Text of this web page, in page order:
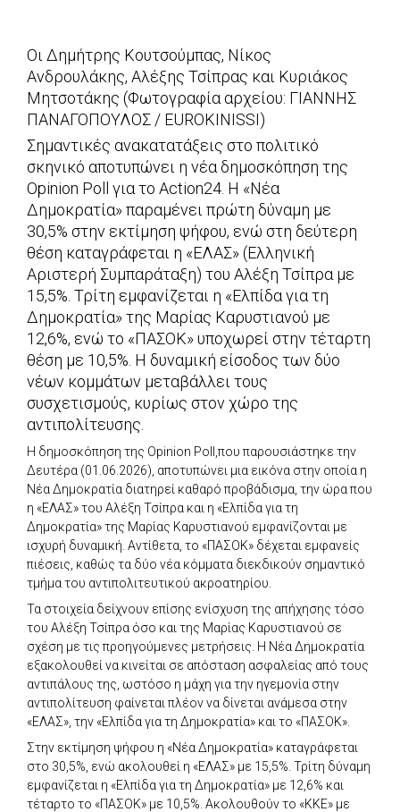
Οι Δημήτρης Κουτσούμπας, Νίκος
Ανδρουλάκης, Αλέξης Τσίπρας και Κυριάκος
Μητσοτάκης (Φωτογραφία αρχείου: ΓΙΑΝΝΗΣ
ΠΑΝΑΓΟΠΟΥΛΟΣ / EUROKINISSI)
Σημαντικές ανακατατάξεις στο πολιτικό
σκηνικό αποτυπώνει η νέα δημοσκόπηση της
Opinion Poll για το Action24. Η «Νέα
Δημοκρατία» παραμένει πρώτη δύναμη με
30,5% στην εκτίμηση ψήφου, ενώ στη δεύτερη
θέση καταγράφεται η «ΕΛΑΣ» (Ελληνική
Αριστερή Συμπαράταξη) του Αλέξη Τσίπρα με
15,5%. Τρίτη εμφανίζεται η «Ελπίδα για τη
Δημοκρατία» της Μαρίας Καρυστιανού με
12,6%, ενώ το «ΠΑΣΟΚ» υποχωρεί στην τέταρτη
θέση με 10,5%. Η δυναμική είσοδος των δύο
νέων κομμάτων μεταβάλλει τους
συσχετισμούς, κυρίως στον χώρο της
αντιπολίτευσης.
Η δημοσκόπηση της Opinion Poll,που παρουσιάστηκε την
Δευτέρα (01.06.2026), αποτυπώνει μια εικόνα στην οποία η
Νέα Δημοκρατία διατηρεί καθαρό προβάδισμα, την ώρα που
η «ΕΛΑΣ» του Αλέξη Τσίπρα και η «Ελπίδα για τη
Δημοκρατία» της Μαρίας Καρυστιανού εμφανίζονται με
ισχυρή δυναμική. Αντίθετα, το «ΠΑΣΟΚ» δέχεται εμφανείς
πιέσεις, καθώς τα δύο νέα κόμματα διεκδικούν σημαντικό
τμήμα του αντιπολιτευτικού ακροατηρίου.
Τα στοιχεία δείχνουν επίσης ενίσχυση της απήχησης τόσο
του Αλέξη Τσίπρα όσο και της Μαρίας Καρυστιανού σε
σχέση με τις προηγούμενες μετρήσεις. Η Νέα Δημοκρατία
εξακολουθεί να κινείται σε απόσταση ασφαλείας από τους
αντιπάλους της, ωστόσο η μάχη για την ηγεμονία στην
αντιπολίτευση φαίνεται πλέον να δίνεται ανάμεσα στην
«ΕΛΑΣ», την «Ελπίδα για τη Δημοκρατία» και το «ΠΑΣΟΚ».
Στην εκτίμηση ψήφου η «Νέα Δημοκρατία» καταγράφεται
στο 30,5%, ενώ ακολουθεί η «ΕΛΑΣ» με 15,5%. Τρίτη δύναμη
εμφανίζεται η «Ελπίδα για τη Δημοκρατία» με 12,6% και
τέταρτο το «ΠΑΣΟΚ» με 10,5%. Ακολουθούν το «ΚΚΕ» με